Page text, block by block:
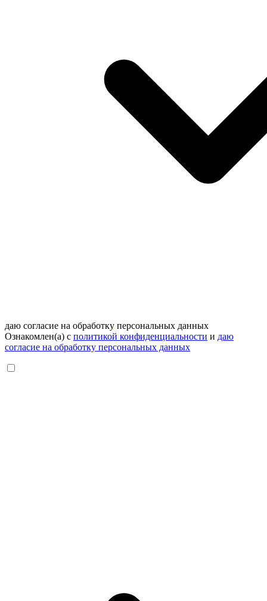
даю согласие на обработку персональных данных
Ознакомлен(а) с политикой конфиденциальности и даю
согласие на обработку персональных данных